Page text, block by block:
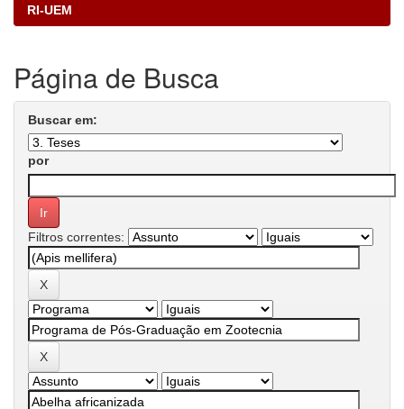
RI-UEM
Página de Busca
Buscar em:
por
Filtros correntes: